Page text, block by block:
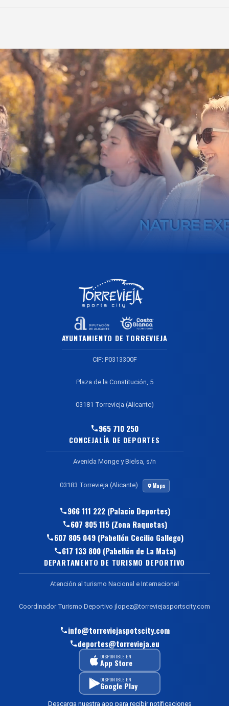
AYUNTAMIENTO DE TORREVIEJA
CIF: P0313300F
Plaza de la Constitución, 5
03181 Torrevieja (Alicante)
965 710 250
CONCEJALÍA DE DEPORTES
Avenida Monge y Bielsa, s/n
03183 Torrevieja (Alicante) Maps
966 111 222 (Palacio Deportes)
607 805 115 (Zona Raquetas)
607 805 049 (Pabellón Cecilio Gallego)
617 133 800 (Pabellón de La Mata)
DEPARTAMENTO DE TURISMO DEPORTIVO
Atención al turismo Nacional e Internacional
Coordinador Turismo Deportivo jlopez@torreviejasportscity.com
info@torreviejaspotscity.com
deportes@torrevieja.eu
DISPONIBLE EN
App Store
DISPONIBLE EN
Google Play
Descarga nuestra app para recibir notificaciones